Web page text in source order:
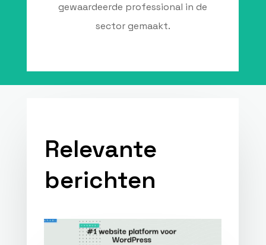
gewaardeerde professional in de
sector gemaakt.
Relevante
berichten